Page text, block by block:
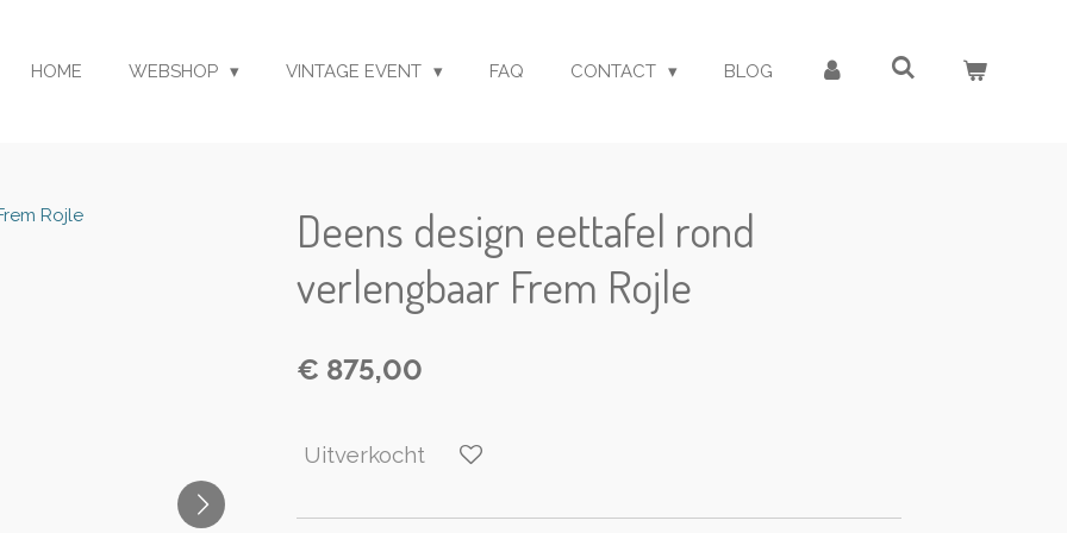
HOME WEBSHOP VINTAGE EVENT FAQ CONTACT BLOG
Deens design eettafel rond
verlengbaar Frem Rojle
€ 875,00
Uitverkocht